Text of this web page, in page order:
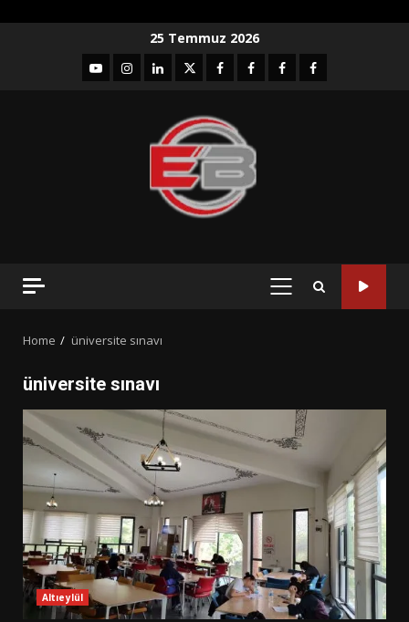
25 Temmuz 2026
YouTubeInstagram
LinkedIntwitterfacebook-Facebook-
Facebook-Facebook-
PRIMARY
Home üniversite sınavı
üniversite sınavı
Altıeylül